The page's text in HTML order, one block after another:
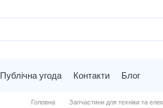
Публічна угода Контакти Блог
Головна Запчастини для техніки та